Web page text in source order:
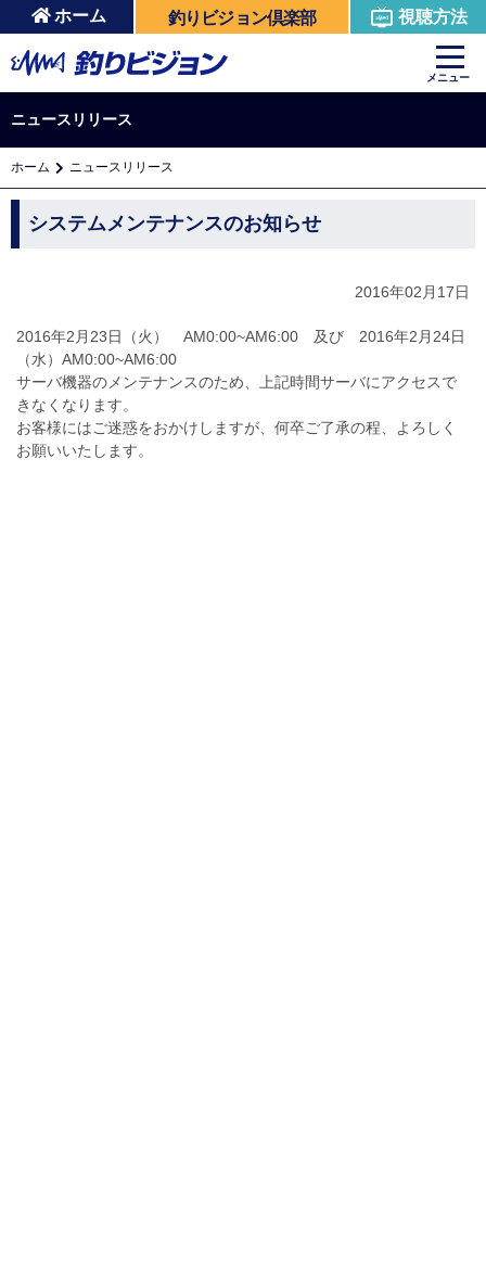
ホーム 釣りビジョン倶楽部 視聴方法
メニュー
ニュースリリース
ホーム ニュースリリース
システムメンテナンスのお知らせ
2016年02月17日
2016年2月23日（火） AM0:00~AM6:00 及び 2016年2月24日
（水）AM0:00~AM6:00
サーバ機器のメンテナンスのため、上記時間サーバにアクセスで
きなくなります。
お客様にはご迷惑をおかけしますが、何卒ご了承の程、よろしく
お願いいたします。